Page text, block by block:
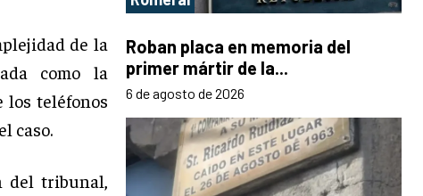
de la
como la
los teléfonos
caso.
del tribunal,
Roban placa en memoria del
primer mártir de la...
6 de agosto de 2026